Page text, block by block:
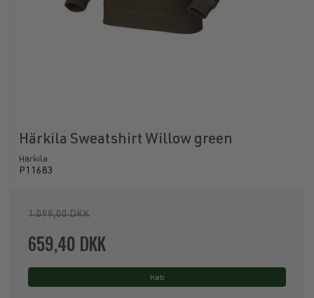
Härkila Sweatshirt Willow green
Härkila
P11683
1.099,00 DKK
659,40 DKK
Køb